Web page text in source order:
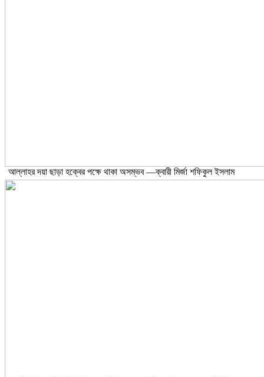
আল্লাহর দয়া ছাড়া হক্বের পক্ষে থাকা অসম্ভব —ক্বারী মির্জা শফিকুল ইসলাম